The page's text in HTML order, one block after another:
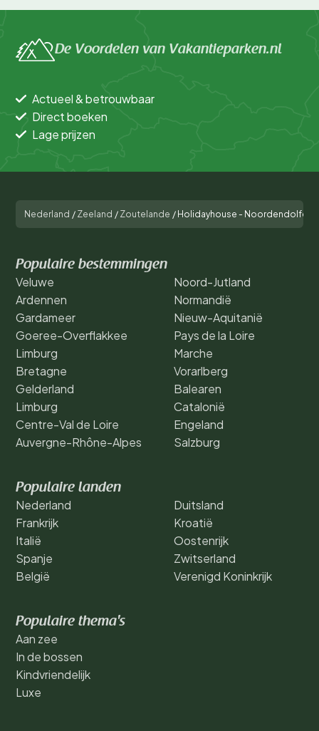
De Voordelen van Vakantieparken.nl
Actueel & betrouwbaar
Direct boeken
Lage prijzen
Nederland / Zeeland / Zoutelande / Holidayhouse - Noordendolfer
Populaire bestemmingen
Veluwe
Ardennen
Gardameer
Goeree-Overflakkee
Limburg
Bretagne
Gelderland
Limburg
Centre-Val de Loire
Auvergne-Rhône-Alpes
Noord-Jutland
Normandië
Nieuw-Aquitanië
Pays de la Loire
Marche
Vorarlberg
Balearen
Catalonië
Engeland
Salzburg
Populaire landen
Nederland
Frankrijk
Italië
Spanje
België
Duitsland
Kroatië
Oostenrijk
Zwitserland
Verenigd Koninkrijk
Populaire thema's
Aan zee
In de bossen
Kindvriendelijk
Luxe